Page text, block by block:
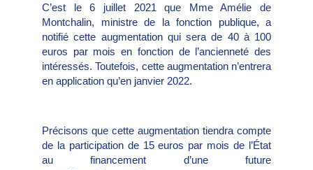
C’est le 6 juillet 2021 que Mme Amélie de
Montchalin, ministre de la fonction publique, a
notifié cette augmentation qui sera de 40 à 100
euros par mois en fonction de l’ancienneté des
intéressés. Toutefois, cette augmentation n’entrera
en application qu’en janvier 2022.
Précisons que cette augmentation tiendra compte
de la participation de 15 euros par mois de l’État
au financement d’une future